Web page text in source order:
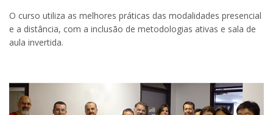
O curso utiliza as melhores práticas das modalidades presencial
e a distância, com a inclusão de metodologias ativas e sala de
aula invertida.